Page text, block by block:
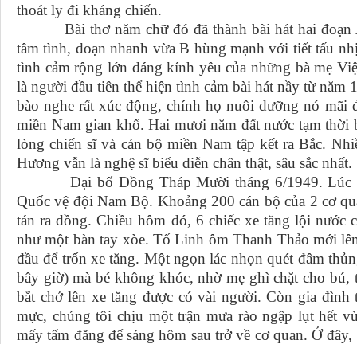
thoát ly đi kháng chiến.
Bài thơ năm chữ đó đã thành bài hát hai đoạn
tâm tình, đoạn nhanh vừa B hùng mạnh với tiết tấu
tình cảm rộng lớn đáng kính yêu của những bà mẹ
là người đầu tiên thể hiện tình cảm bài hát nầy từ
bào nghe rất xúc động, chính họ nuôi dưỡng nó
miền Nam gian khổ. Hai mươi năm đất nước tạm thời
lòng chiến sĩ và cán bộ miền Nam tập kết ra Bắc.
Hương vẫn là nghệ sĩ biểu diễn chân thật, sâu sắc nhất.
Đại bố Đồng Tháp Mười tháng 6/1949. Lúc
Quốc vệ đội Nam Bộ. Khoảng 200 cán bộ của 2 cơ
tán ra đồng. Chiều hôm đó, 6 chiếc xe tăng lội nước
như một bàn tay xòe. Tố Linh ôm Thanh Thảo mới
đầu để trốn xe tăng. Một ngọn lác nhọn quét đâm
bây giờ) mà bé không khóc, nhờ mẹ ghì chặt cho
bắt chở lên xe tăng được có vài người. Còn gia
mực, chúng tôi chịu một trận mưa rào ngập lụt hết
mấy tấm đăng để sáng hôm sau trở về cơ quan. Ở